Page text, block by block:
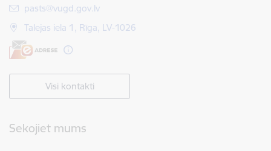
E-pasts:
pasts@vugd.gov.lv
Talejas iela 1, Rīga, LV-1026
Visi kontakti
Sekojiet mums